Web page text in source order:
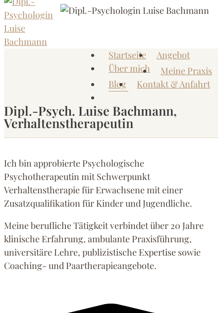
Zum
Inhalt
springen
Dipl.-
Psychologin
Luise
Bachmann
Praxis
Psychotherapie
und
Coaching
im
in
Krefeld.
Psychotherapeutin
Fachkunde
Startseite
Angebot
Über mich
Meine Praxis
Blog
Kontakt & Anfahrt
Dipl.-Psych. Luise Bachmann,
Verhaltenstherapeutin
Ich bin approbierte Psychologische
Psychotherapeutin mit Schwerpunkt
Verhaltenstherapie für Erwachsene mit einer
Zusatzqualifikation für Kinder und Jugendliche.
Meine berufliche Tätigkeit verbindet über 20 Jahre
klinische Erfahrung, ambulante Praxisführung,
universitäre Lehre, publizistische Expertise sowie
Coaching- und Paartherapieangebote.